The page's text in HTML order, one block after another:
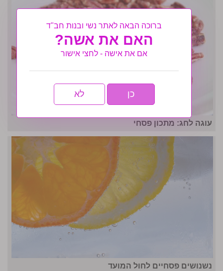
עוגה לחג: מתכון פסחי
נשנושים פסחיים לחול המועד
ברוכה הבאה לאתר נשי ובנות חב"ד
האם את אשה?
אם את אישה - לחצי אישור
כן לא